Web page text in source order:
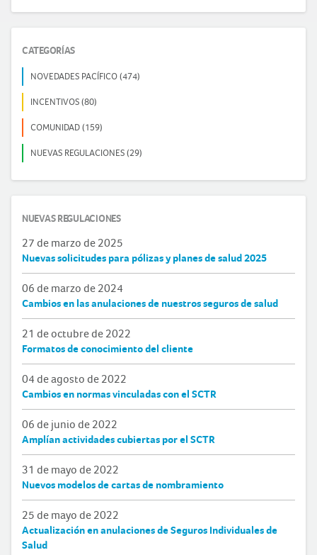
CATEGORÍAS
NOVEDADES PACÍFICO (474)
INCENTIVOS (80)
COMUNIDAD (159)
NUEVAS REGULACIONES (29)
NUEVAS REGULACIONES
27 de marzo de 2025
Nuevas solicitudes para pólizas y planes de salud 2025
06 de marzo de 2024
Cambios en las anulaciones de nuestros seguros de salud
21 de octubre de 2022
Formatos de conocimiento del cliente
04 de agosto de 2022
Cambios en normas vinculadas con el SCTR
06 de junio de 2022
Amplían actividades cubiertas por el SCTR
31 de mayo de 2022
Nuevos modelos de cartas de nombramiento
25 de mayo de 2022
Actualización en anulaciones de Seguros Individuales de
Salud